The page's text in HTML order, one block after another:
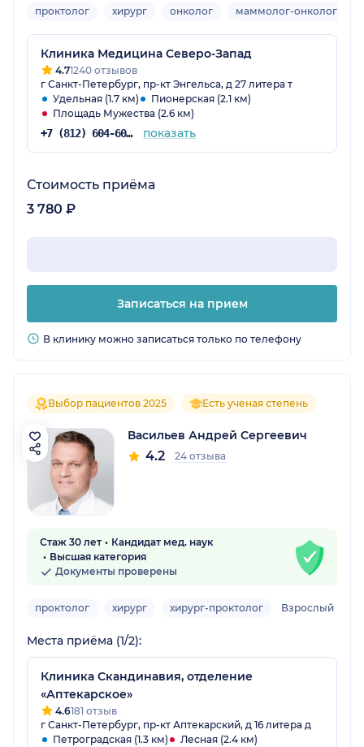
проктолог хирург онколог маммолог-онколог
Клиника Медицина Северо-Запад
4.71240 отзывов
г Санкт-Петербург, пр-кт Энгельса, д 27 литера т
Удельная (1.7 км)
Пионерская (2.1 км)
Площадь Мужества (2.6 км)
+7 (812) 604-60-56 показать
Стоимость приёма
3 780 ₽
Записаться на прием
В клинику можно записаться только по телефону
Выбор пациентов 2025 Есть ученая степень
Васильев Андрей Сергеевич
4.2 24 отзыва
Стаж 30 лет
Кандидат мед. наук
Высшая категория
Документы проверены
проктолог хирург хирург-проктолог Взрослый
Места приёма (1/2):
Клиника Скандинавия, отделение
«Аптекарское»
4.6181 отзыв
г Санкт-Петербург, пр-кт Аптекарский, д 16 литера д
Петроградская (1.3 км)
Лесная (2.4 км)